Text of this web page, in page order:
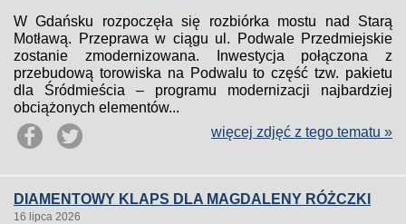
W Gdańsku rozpoczęła się rozbiórka mostu nad Starą
Motławą. Przeprawa w ciągu ul. Podwale Przedmiejskie
zostanie zmodernizowana. Inwestycja połączona z
przebudową torowiska na Podwalu to część tzw. pakietu
dla Śródmieścia – programu modernizacji najbardziej
obciążonych elementów...
więcej zdjęć z tego tematu »
DIAMENTOWY KLAPS DLA MAGDALENY RÓŻCZKI
16 lipca 2026